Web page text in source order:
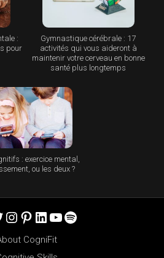
:
pour
Gymnastique cérébrale : 17
activités qui vous aideront à
maintenir votre cerveau en bonne
santé plus longtemps
: exercice mental,
ou les deux ?
Instagram
Pinterest
LinkedIn
YouTube
Spotify
CogniFit